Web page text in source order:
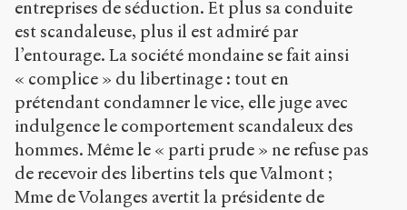
entreprises de séduction. Et plus sa conduite
est scandaleuse, plus il est admiré par
l’entourage. La société mondaine se fait ainsi
« complice » du libertinage : tout en
prétendant condamner le vice, elle juge avec
indulgence le comportement scandaleux des
hommes. Même le « parti prude » ne refuse pas
de recevoir des libertins tels que Valmont ;
Mme de Volanges avertit la présidente de